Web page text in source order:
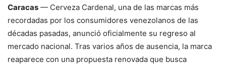
Caracas — Cerveza Cardenal, una de las marcas más
recordadas por los consumidores venezolanos de las
décadas pasadas, anunció oficialmente su regreso al
mercado nacional. Tras varios años de ausencia, la marca
reaparece con una propuesta renovada que busca